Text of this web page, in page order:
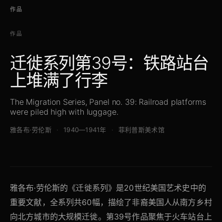
作品
作品
迁徙系列第39号：铁路站台
上堆满了行李
The Migration Series, Panel no. 39: Railroad platforms
were piled high with luggage.
雅各布·劳伦斯 1940—1941年 菲利普斯美术馆
雅各布·劳伦斯的《迁徙系列》是20世纪美国艺术史中的
重要文献，全系列共60幅，描绘了非裔美国人从南方乡村
向北方城市的大规模迁徙。第39号作品聚焦于火车站台上